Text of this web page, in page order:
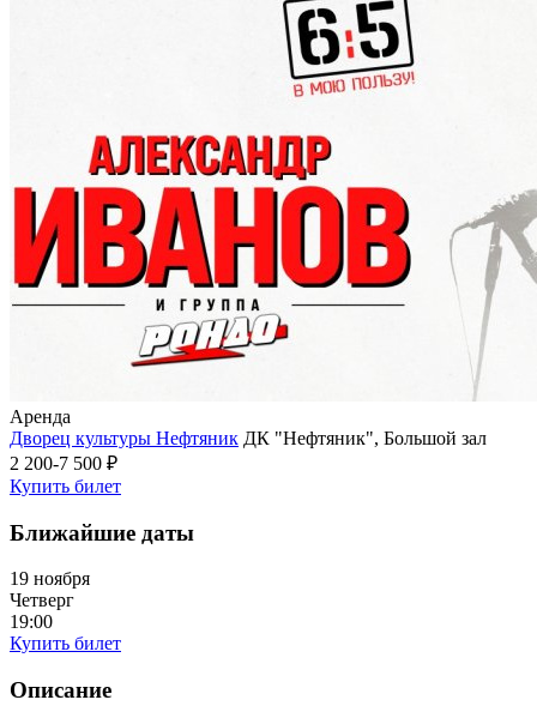
Аренда
Дворец культуры Нефтяник ДК "Нефтяник", Большой зал
2 200-7 500 ₽
Купить билет
Ближайшие даты
19 ноября
Четверг
19:00
Купить билет
Описание